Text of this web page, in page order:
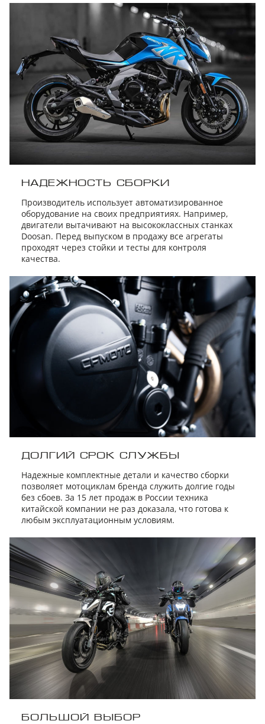
НАДЕЖНОСТЬ СБОРКИ
Производитель использует автоматизированное
оборудование на своих предприятиях. Например,
двигатели вытачивают на высококлассных станках
Doosan. Перед выпуском в продажу все агрегаты
проходят через стойки и тесты для контроля
качества.
ДОЛГИЙ СРОК СЛУЖБЫ
Надежные комплектные детали и качество сборки
позволяет мотоциклам бренда служить долгие годы
без сбоев. За 15 лет продаж в России техника
китайской компании не раз доказала, что готова к
любым эксплуатационным условиям.
БОЛЬШОЙ ВЫБОР